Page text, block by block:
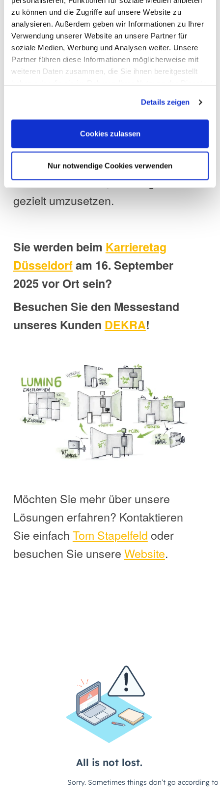
zu können und die Zugriffe auf unsere Website zu
analysieren. Außerdem geben wir Informationen zu Ihrer
Verwendung unserer Website an unsere Partner für
soziale Medien, Werbung und Analysen weiter. Unsere
Partner führen diese Informationen möglicherweise mit
weiteren Daten zusammen, die Sie ihnen bereitgestellt
Cookies, wenn Sie unsere Webseite weiterhin nutzen.
Details zeigen
Cookies zulassen
Nur notwendige Cookies verwenden
und den nächsten Karriereschritt
planen möchte, findet hier die
passende Plattform dafür.
Mit seinem umfassenden Konzept,
Arbeitgebern und den begleitenden
Beratungsangeboten bietet der
Karrieretag Düsseldorf beste
Voraussetzungen, um berufliche
Ziele zu definieren, zu festigen und
gezielt umzusetzen.
Sie werden beim Karrieretag
Düsseldorfam 16. September
2025 vor Ort sein?
Besuchen Sie den Messestand
unseres Kunden DEKRA!
Möchten Sie mehr über unsere
Lösungen erfahren? Kontaktieren
Sie einfach Tom Stapelfeld oder
besuchen Sie unsere Website.